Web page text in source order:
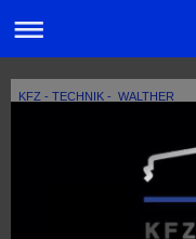
KFZ - TECHNIK - WALTHER